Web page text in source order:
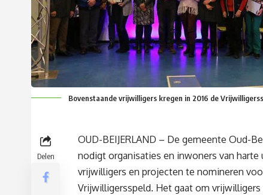
Bovenstaande vrijwilligers kregen in 2016 de
Delen
OUD-BEIJERLAND – De gemeente Oud-
nodigt organisaties en inwoners van harte
vrijwilligers en projecten te nomineren
Vrijwilligersspeld. Het gaat om vrijwilligers